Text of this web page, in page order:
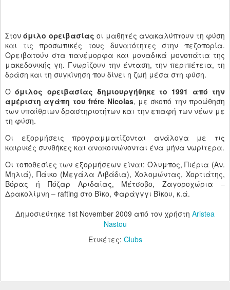
Στονόμιλο ορειβασίας οι μαθητές ανακαλύπτουν τη φύση
και τις προσωπικές τους δυνατότητες στην πεζοπορία.
Ορειβατούν στα πανέμορφα και μοναδικά μονοπάτια της
μακεδονικής γη. Γνωρίζουν την ένταση, την περιπέτεια, τη
δράση και τη συγκίνηση που δίνει η ζωή μέσα στη φύση.
Ο όμιλος ορειβασίας δημιουργήθηκε το 1991 από την
αμέριστη αγάπη του frére Nicolas, με σκοπό την προώθηση
των υπαίθριων δραστηριοτήτων και την επαφή των νέων με
τη φύση.
Οι εξορμήσεις προγραμματίζονται ανάλογα με τις
καιρικές συνθήκες και ανακοινώνονται ένα μήνα νωρίτερα.
Οι τοποθεσίες των εξορμήσεων είναι: Όλυμπος, Πιέρια (Αν.
Μηλιά), Πάικο (Μεγάλα Λιβάδια), Χολομώντας, Χορτιάτης,
Βόρας ή Πόζαρ Αριδαίας, Μέτσοβο, Ζαγοροχώρια –
Δρακολίμνη – rafting στο Βίκο, Φαράγγγι Βίκου, κ.ά.
Δημοσιεύτηκε 1st November 2009 από τον χρήστη Aristea
Nastou
Ετικέτες: Clubs